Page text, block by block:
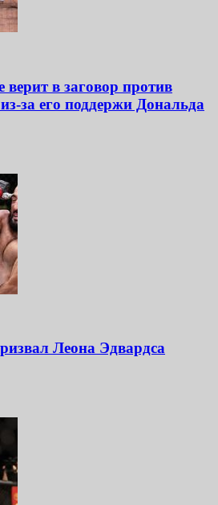
в заговор против
за его поддержи Дональда
Леона Эдвардса